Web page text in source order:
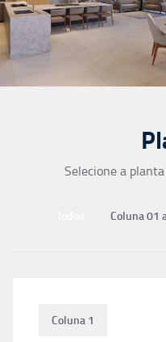
Selecione a
Coluna 01
Coluna 1